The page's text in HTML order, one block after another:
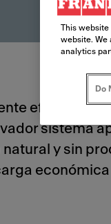
efectivo, el
sistema
y sin
This
website. We
analytics
Do